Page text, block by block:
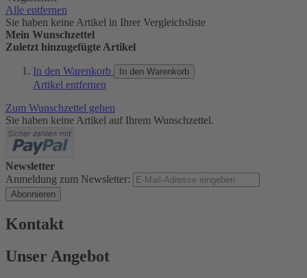
Alle entfernen
Sie haben keine Artikel in Ihrer Vergleichsliste
Mein Wunschzettel
Zuletzt hinzugefügte Artikel
In den Warenkorb In den Warenkorb
Artikel entfernen
Zum Wunschzettel gehen
Sie haben keine Artikel auf Ihrem Wunschzettel.
Newsletter
Anmeldung zum Newsletter:
Abonnieren
Kontakt
Unser Angebot